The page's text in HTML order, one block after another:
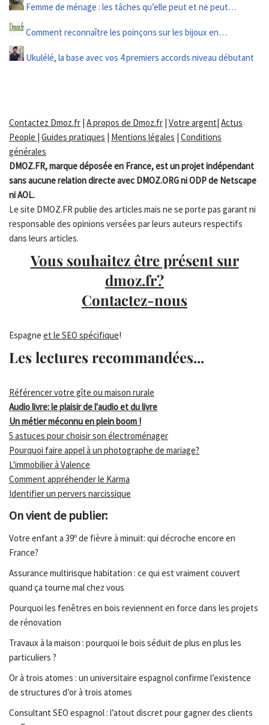
Femme de ménage : les tâches qu’elle peut et ne peut…
Comment reconnaître les poinçons sur les bijoux en…
Ukulélé, la base avec vos 4 premiers accords niveau débutant
Contactez Dmoz.fr | A propos de Dmoz.fr | Votre argent| Actus
People | Guides pratiques | Mentions légales | Conditions
générales
DMOZ.FR, marque déposée en France, est un projet indépendant
sans aucune relation directe avec DMOZ.ORG ni ODP de Netscape
ni AOL.
Le site DMOZ.FR publie des articles mais ne se porte pas garant ni
responsable des opinions versées par leurs auteurs respectifs
dans leurs articles.
Vous souhaitez être présent sur
dmoz.fr?
Contactez-nous
Espagne et le SEO spécifique!
Les lectures recommandées...
Référencer votre gîte ou maison rurale
Audio livre: le plaisir de l'audio et du livre
Un métier méconnu en plein boom !
5 astuces pour choisir son électroménager
Pourquoi faire appel à un photographe de mariage?
L'immobilier à Valence
Comment appréhender le Karma
Identifier un pervers narcissique
On vient de publier:
Votre enfant a 39º de fièvre à minuit: qui décroche encore en
France?
Assurance multirisque habitation : ce qui est vraiment couvert
quand ça tourne mal chez vous
Pourquoi les fenêtres en bois reviennent en force dans les projets
de rénovation
Travaux à la maison : pourquoi le bois séduit de plus en plus les
particuliers ?
Or à trois atomes : un universitaire espagnol confirme l’existence
de structures d’or à trois atomes
Consultant SEO espagnol : l’atout discret pour gagner des clients